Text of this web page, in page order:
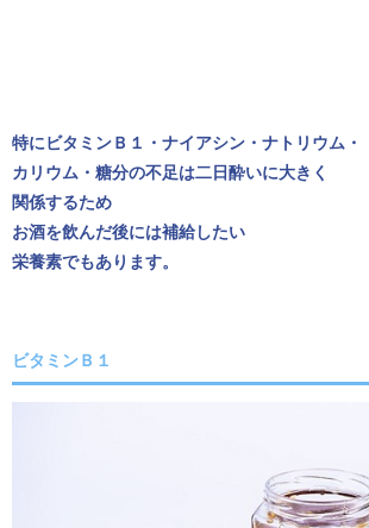
特にビタミンＢ１・ナイアシン・ナトリウム・
カリウム・糖分の不足は二日酔いに大きく
関係するため
お酒を飲んだ後には補給したい
栄養素でもあります。
ビタミンＢ１